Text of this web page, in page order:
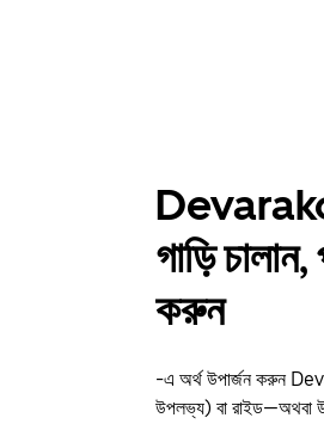
গাড়ি
করুন
-এ অর্থ উপার্জন করুন
উপলভ্য) বা রাইড—অথবা